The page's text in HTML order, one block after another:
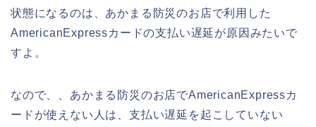
状態になるのは、あかまる防災のお店で利用した
AmericanExpressカードの支払い遅延が原因みたいで
すよ。
なので、、あかまる防災のお店でAmericanExpressカ
ードが使えない人は、支払い遅延を起こしていない